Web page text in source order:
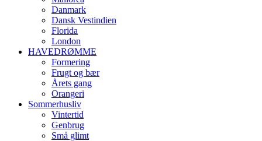
Danmark
Dansk Vestindien
Florida
London
HAVEDRØMME
Formering
Frugt og bær
Årets gang
Orangeri
Sommerhusliv
Vintertid
Genbrug
Små glimt